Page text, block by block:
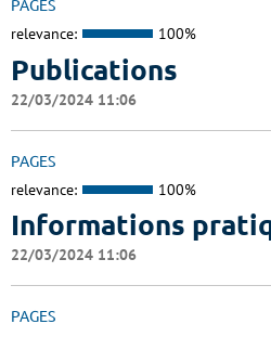
PAGES
relevance: 100%
Publications
22/03/2024 11:06
PAGES
relevance: 100%
Informations
22/03/2024 11:06
PAGES